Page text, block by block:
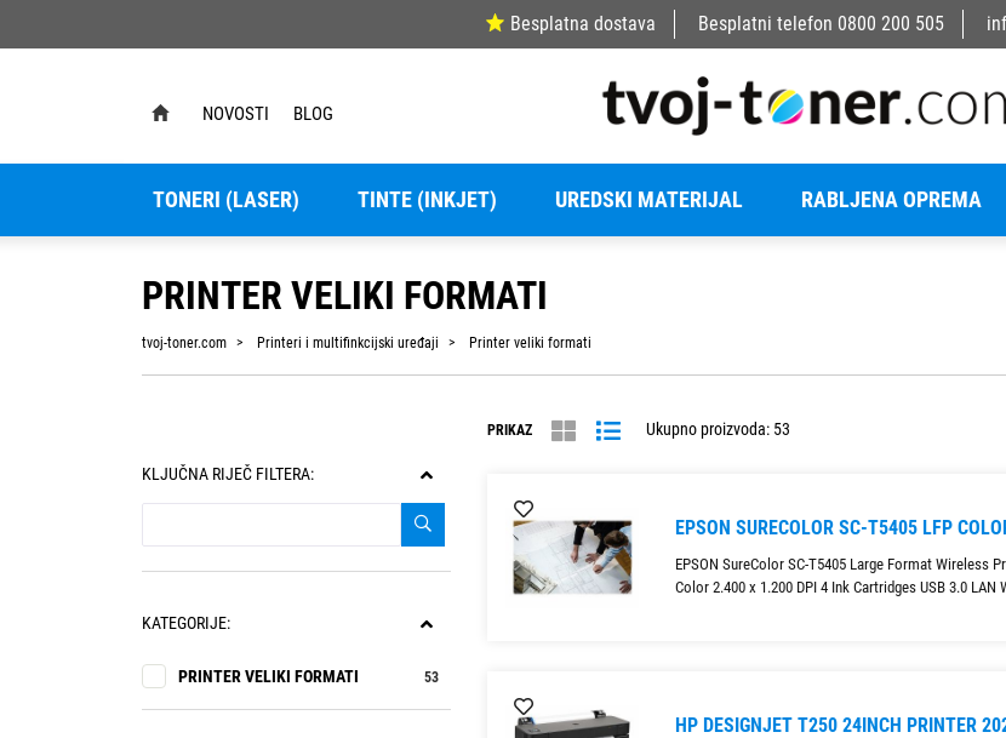
Besplatna dostava Besplatni telefon 0800 200 505
NOVOSTI BLOG
TONERI (LASER) TINTE (INKJET) UREDSKI MATERIJAL RABLJENA OPREMA
PRINTER VELIKI FORMATI
tvoj-toner.com Printeri i multifinkcijski uređaji Printer veliki formati
KLJUČNA RIJEČ FILTERA:
KATEGORIJE:
PRINTER VELIKI FORMATI 53
Ukupno proizvoda: 53
PRIKAZ
EPSON SURECOLOR SC-T5405 LFP
EPSON SureColor SC-T5405 Large Format Wireless
Color 2.400 x 1.200 DPI 4 Ink Cartridges USB 3.0 LAN
HP DESIGNJET T250 24INCH PRINTER